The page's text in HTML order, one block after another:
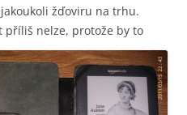
žďoviru na trhu.
příliš nelze, protože by to